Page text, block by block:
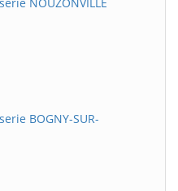
BOGNY-SUR-